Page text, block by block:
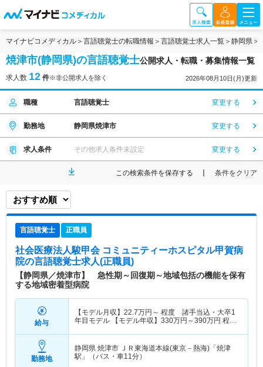
マイナビコメディカル 言語聴覚士の転職情報 言語聴覚士求人一覧 静岡県
焼津市(静岡県)の言語聴覚士公開求人・転職・募集情報一覧
求人数 12 件※非公開求人を除く 2026年08月10日(月)更新
職種 言語聴覚士 変更する
勤務地 静岡県焼津市 変更する
求人条件 その他求人条件未設定 変更する
この検索条件を保存する 条件をクリア
言語聴覚士 正職員
社会医療法人駿甲会 コミュニティーホスピタル甲賀病
院の言語聴覚士求人(正職員)
【静岡県／焼津市】 急性期～回復期～地域包括の機能を保有
する地域密着型病院
給与
【モデル月収】 22.7万円～ 程度 諸手当込・大卒1
年目モデル 【モデル年収】 330万円～390万円 程
勤務地
静岡県 焼津市 ＪＲ東海道本線(東京－熱海)「焼津
駅」（バス・車11分）